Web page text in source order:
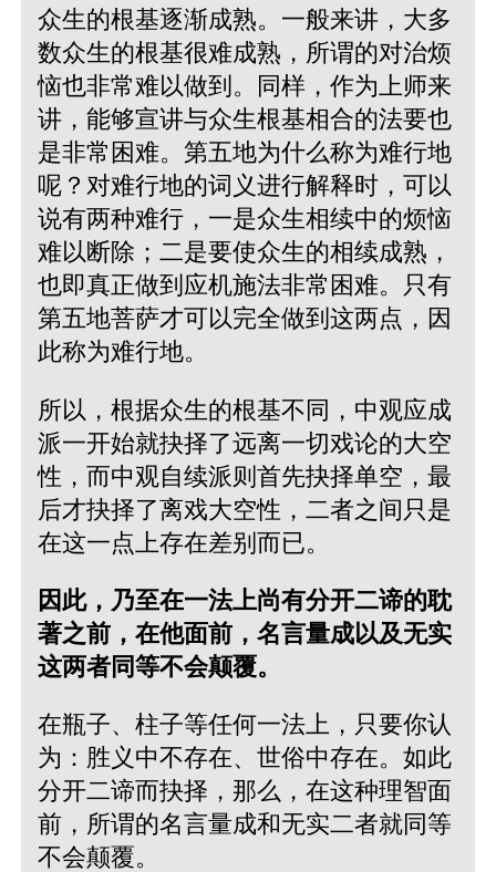
众生的根基逐渐成熟。一般来讲，大多
数众生的根基很难成熟，所谓的对治烦
恼也非常难以做到。同样，作为上师来
讲，能够宣讲与众生根基相合的法要也
是非常困难。第五地为什么称为难行地
呢？对难行地的词义进行解释时，可以
说有两种难行，一是众生相续中的烦恼
难以断除；二是要使众生的相续成熟，
也即真正做到应机施法非常困难。只有
第五地菩萨才可以完全做到这两点，因
此称为难行地。
所以，根据众生的根基不同，中观应成
派一开始就抉择了远离一切戏论的大空
性，而中观自续派则首先抉择单空，最
后才抉择了离戏大空性，二者之间只是
在这一点上存在差别而已。
因此，乃至在一法上尚有分开二谛的耽
著之前，在他面前，名言量成以及无实
这两者同等不会颠覆。
在瓶子、柱子等任何一法上，只要你认
为：胜义中不存在、世俗中存在。如此
分开二谛而抉择，那么，在这种理智面
前，所谓的名言量成和无实二者就同等
不会颠覆。